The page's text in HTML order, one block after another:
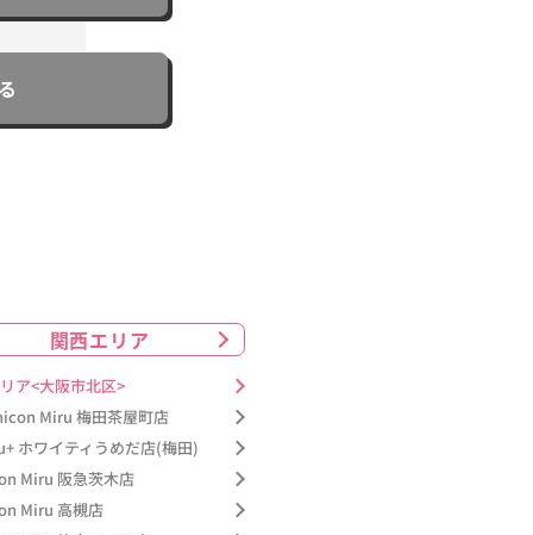
関西エリア
ア<大阪市北区>
Miru 梅田茶屋町店
ホワイティうめだ店(梅田)
Miru 阪急茨木店
Miru 高槻店